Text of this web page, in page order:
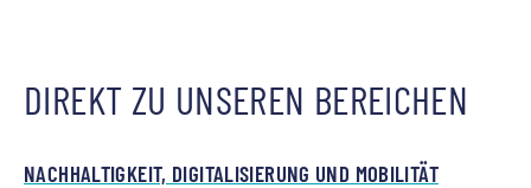
DIREKT ZU UNSEREN BEREICHEN
NACHHALTIGKEIT, DIGITALISIERUNG UND MOBILITÄT